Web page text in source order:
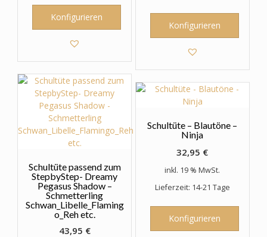
Konfigurieren
Konfigurieren
Schultüte passend zum
StepbyStep- Dreamy
Pegasus Shadow –
Schmetterling
Schwan_Libelle_Flaming
o_Reh etc.
43,95 €
Schultüte – Blautöne –
Ninja
32,95 €
inkl. 19 % MwSt.
Lieferzeit: 14-21 Tage
Konfigurieren